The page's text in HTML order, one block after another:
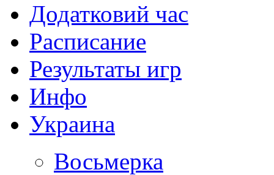
Додатковий час
Расписание
Результаты игр
Инфо
Украина
Восьмерка